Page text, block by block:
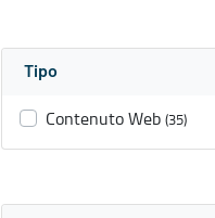
Tipo
Contenuto Web (35)